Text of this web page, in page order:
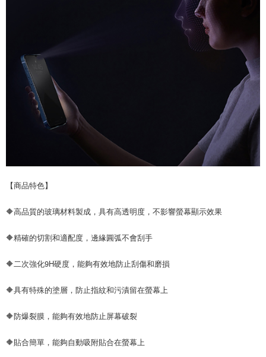
【商品特色】
🔶高品質的玻璃材料製成，具有高透明度，不影響螢幕顯示效果
🔶精確的切割和適配度，邊緣圓弧不會刮手
🔶二次強化9H硬度，能夠有效地防止刮傷和磨損
🔶具有特殊的塗層，防止指紋和污漬留在螢幕上
🔶防爆裂膜，能夠有效地防止屏幕破裂
🔶貼合簡單，能夠自動吸附貼合在螢幕上